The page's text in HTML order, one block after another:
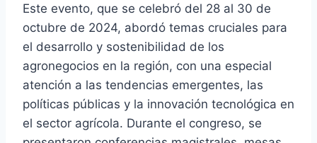
Este evento, que se celebró del 28 al 30 de
octubre de 2024, abordó temas cruciales para
el desarrollo y sostenibilidad de los
agronegocios en la región, con una especial
atención a las tendencias emergentes, las
políticas públicas y la innovación tecnológica en
el sector agrícola. Durante el congreso, se